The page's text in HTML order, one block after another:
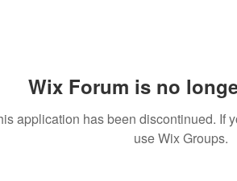
Wix Forum is no
application has been discontinued. If
use Wix Groups.